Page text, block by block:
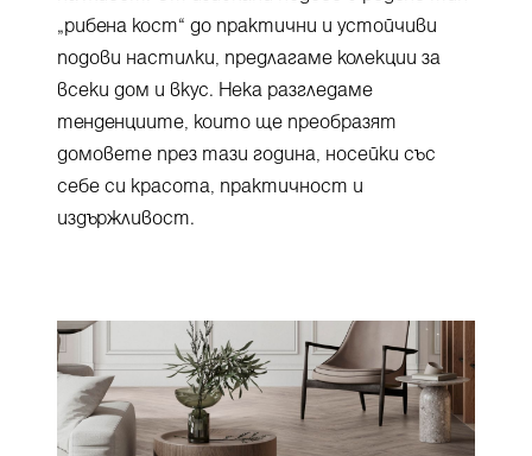
„рибена кост“ до практични и устойчиви
подови настилки, предлагаме колекции за
всеки дом и вкус. Нека разгледаме
тенденциите, които ще преобразят
домовете през тази година, носейки със
себе си красота, практичност и
издържливост.